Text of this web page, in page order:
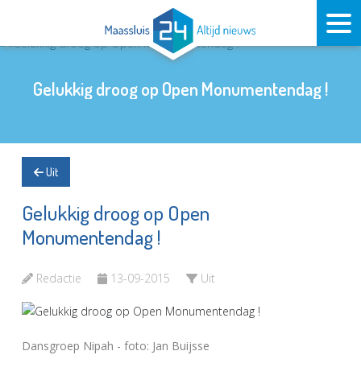
Gelukkig droog op Open Monumentendag !
Uit
Gelukkig droog op Open
Monumentendag !
Redactie 13-09-2015 Uit
Dansgroep Nipah - foto: Jan Buijsse